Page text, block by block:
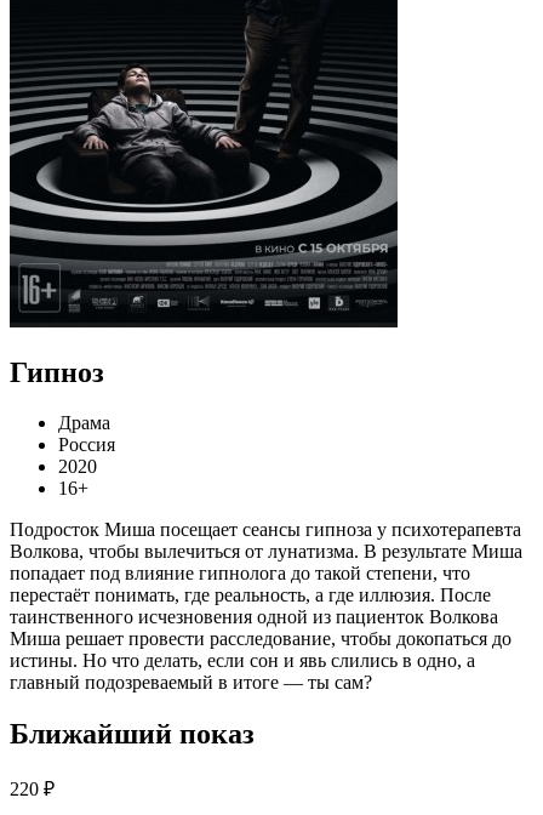
Гипноз
Драма
Россия
2020
16+
Подросток Миша посещает сеансы гипноза у психотерапевта
Волкова, чтобы вылечиться от лунатизма. В результате Миша
попадает под влияние гипнолога до такой степени, что
перестаёт понимать, где реальность, а где иллюзия. После
таинственного исчезновения одной из пациенток Волкова
Миша решает провести расследование, чтобы докопаться до
истины. Но что делать, если сон и явь слились в одно, а
главный подозреваемый в итоге — ты сам?
Ближайший показ
220 ₽